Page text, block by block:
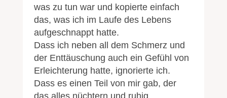
was zu tun war und kopierte einfach
das, was ich im Laufe des Lebens
aufgeschnappt hatte.
Dass ich neben all dem Schmerz und
der Enttäuschung auch ein Gefühl von
Erleichterung hatte, ignorierte ich.
Dass es einen Teil von mir gab, der
das alles nüchtern und ruhig